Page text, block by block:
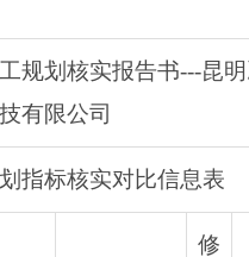
规划核实报告书---昆明
有限公司
指标核实对比信息表
修